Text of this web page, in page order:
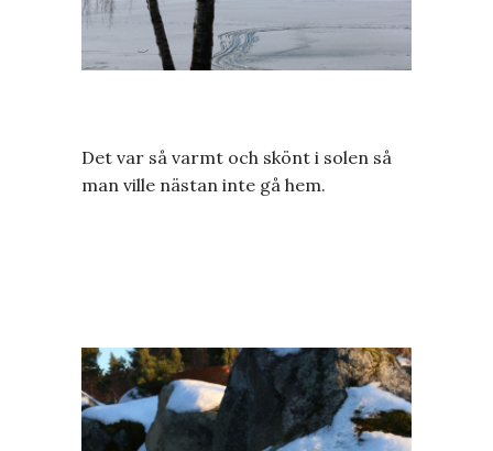
Det var så varmt och skönt i solen så
man ville nästan inte gå hem.